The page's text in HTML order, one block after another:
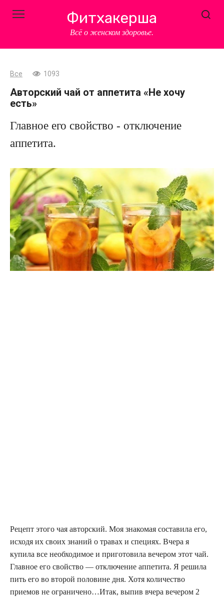
Фитхакерша
Всё о женском здоровье.
Все 1093
Авторский чай от аппетита «Не хочу
есть»
Главное его свойство - отключение
аппетита.
Рецепт этого чая авторский. Моя знакомая составила его,
исходя их своих знаний о травах и специях. Вчера я
купила все необходимое и приготовила вечером этот чай.
Главное его свойство — отключение аппетита. Я решила
пить его во второй половине дня. Хотя количество
приемов не ограничено…Итак, выпив вчера вечером 2